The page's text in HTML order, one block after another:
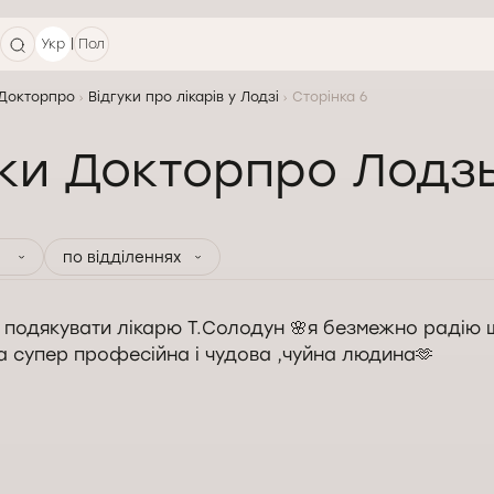
Укр | Пол
Відгуки про лікарів у Лодзі Сторінка 6
Докторпро
по відділеннях
подякувати лікарю Т.Солодун 🌸я безмежно радію
супер професійна і чудова ,чуйна людина🫶